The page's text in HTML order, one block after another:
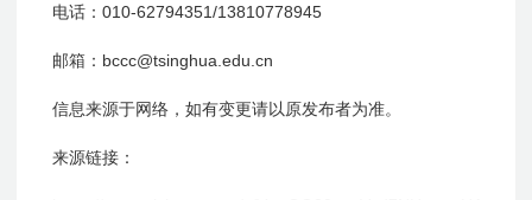
电话：010-62794351/13810778945
邮箱： bccc@tsinghua.edu.cn
信息来源于网络，如有变更请以原发布者为准。
来源链接：